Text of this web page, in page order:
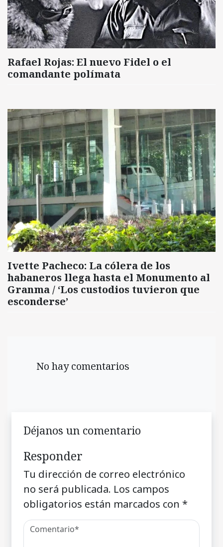
Rafael Rojas: El nuevo Fidel o el
comandante polímata
Ivette Pacheco: La cólera de los
habaneros llega hasta el Monumento al
Granma / ‘Los custodios tuvieron que
esconderse’
No hay comentarios
Déjanos un comentario
Responder
Tu dirección de correo electrónico
no será publicada. Los campos
obligatorios están marcados con *